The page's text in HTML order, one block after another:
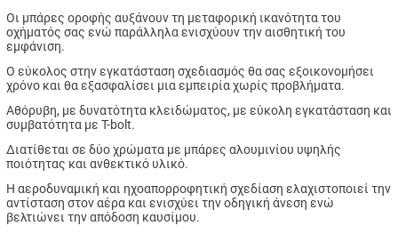
Οι μπάρες οροφής αυξάνουν τη μεταφορική ικανότητα του
οχήματός σας ενώ παράλληλα ενισχύουν την αισθητική του
εμφάνιση.
Ο εύκολος στην εγκατάσταση σχεδιασμός θα σας εξοικονομήσει
χρόνο και θα εξασφαλίσει μια εμπειρία χωρίς προβλήματα.
Αθόρυβη, με δυνατότητα κλειδώματος, με εύκολη εγκατάσταση και
συμβατότητα με T-bolt.
Διατίθεται σε δύο χρώματα με μπάρες αλουμινίου υψηλής
ποιότητας και ανθεκτικό υλικό.
Η αεροδυναμική και ηχοαπορροφητική σχεδίαση ελαχιστοποιεί την
αντίσταση στον αέρα και ενισχύει την οδηγική άνεση ενώ
βελτιώνει την απόδοση καυσίμου.